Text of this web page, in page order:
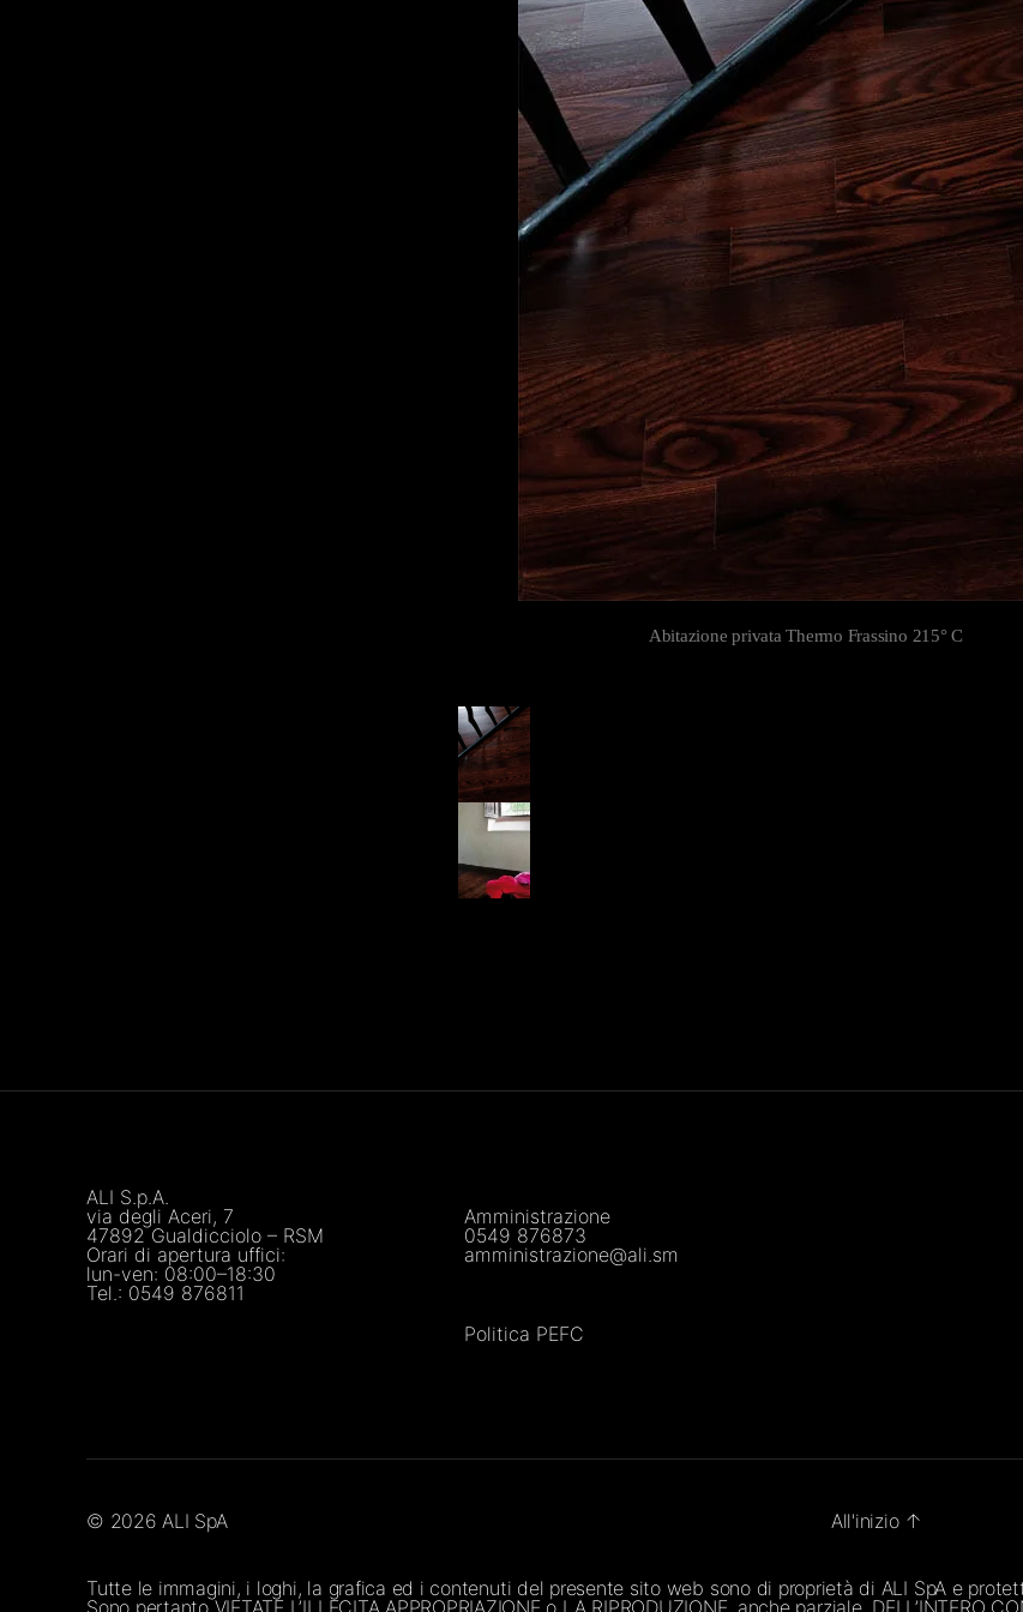
Abitazione privata Thermo Frassino 215° C
ALI S.p.A.
via degli Aceri, 7
47892 Gualdicciolo – RSM
Orari di apertura uffici:
lun-ven: 08:00–18:30
Tel.: 0549 876811
Amministrazione
0549 876873
amministrazione@ali.sm
Politica PEFC
© 2026 ALI SpA All'inizio ↑
Tutte le immagini, i loghi, la grafica ed i contenuti del presente sito web sono di proprietà di ALI SpA e
Sono pertanto VIETATE L’ILLECITA APPROPRIAZIONE o LA RIPRODUZIONE, anche parziale, DELL’INTERO